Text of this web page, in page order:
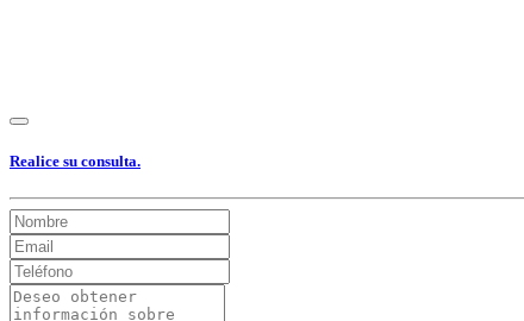
Realice su consulta.